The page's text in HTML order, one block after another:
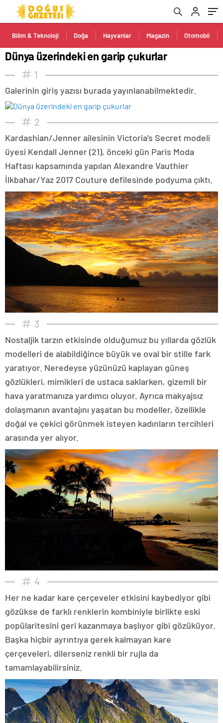
Bilim & Teknoloji Doğa Hayvanlar Magazin Otomobil
Dünya üzerindeki en garip çukurlar
1
Galerinin giriş yazısı burada yayınlanabilmektedir.
2
Kardashian/Jenner ailesinin Victoria’s Secret modeli
üyesi Kendall Jenner (21), önceki gün Paris Moda
Haftası kapsamında yapılan Alexandre Vauthier
İlkbahar/Yaz 2017 Couture defilesinde podyuma çıktı.
3
Nostaljik tarzın etkisinde olduğumuz bu yıllarda gözlük
modelleri de alabildiğince büyük ve oval bir stille fark
yaratıyor. Neredeyse yüzünüzü kaplayan güneş
gözlükleri, mimikleri de ustaca saklarken, gizemli bir
hava yaratmanıza yardımcı oluyor. Ayrıca makyajsız
dolaşmanın avantajını yaşatan bu modeller, özellikle
doğal ve çekici görünmek isteyen kadınların tercihleri
arasında yer alıyor.
4
Her ne kadar kare çerçeveler etkisini kaybediyor gibi
gözükse de farklı renklerin kombiniyle birlikte eski
popülaritesini geri kazanmaya başlıyor gibi gözüküyor.
Başka hiçbir ayrıntıya gerek kalmayan kare
çerçeveleri, dilerseniz renkli bir rujla da
tamamlayabilirsiniz.